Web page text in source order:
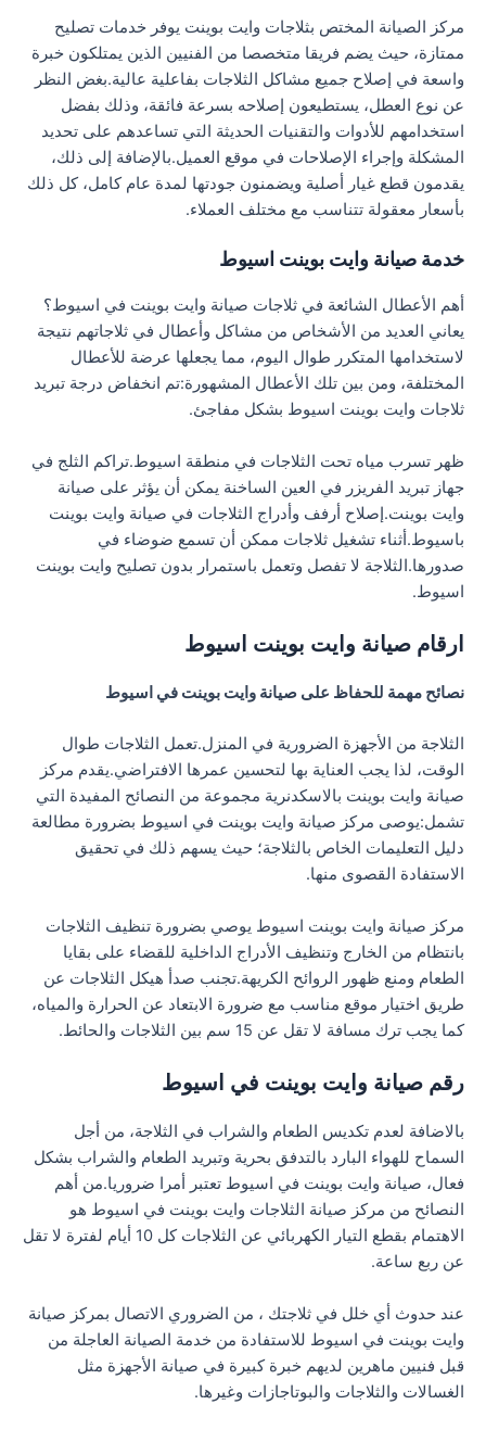
مركز الصيانة المختص بثلاجات وايت بوينت يوفر خدمات تصليح
ممتازة، حيث يضم فريقا متخصصا من الفنيين الذين يمتلكون خبرة
واسعة في إصلاح جميع مشاكل الثلاجات بفاعلية عالية.بغض النظر
عن نوع العطل، يستطيعون إصلاحه بسرعة فائقة، وذلك بفضل
استخدامهم للأدوات والتقنيات الحديثة التي تساعدهم على تحديد
المشكلة وإجراء الإصلاحات في موقع العميل.بالإضافة إلى ذلك،
يقدمون قطع غيار أصلية ويضمنون جودتها لمدة عام كامل، كل ذلك
بأسعار معقولة تتناسب مع مختلف العملاء.
خدمة صيانة وايت بوينت اسيوط
أهم الأعطال الشائعة في ثلاجات صيانة وايت بوينت في اسيوط؟
يعاني العديد من الأشخاص من مشاكل وأعطال في ثلاجاتهم نتيجة
لاستخدامها المتكرر طوال اليوم، مما يجعلها عرضة للأعطال
المختلفة، ومن بين تلك الأعطال المشهورة:تم انخفاض درجة تبريد
ثلاجات وايت بوينت اسيوط بشكل مفاجئ.
ظهر تسرب مياه تحت الثلاجات في منطقة اسيوط.تراكم الثلج في
جهاز تبريد الفريزر في العين الساخنة يمكن أن يؤثر على صيانة
وايت بوينت.إصلاح أرفف وأدراج الثلاجات في صيانة وايت بوينت
باسيوط.أثناء تشغيل ثلاجات ممكن أن تسمع ضوضاء في
صدورها.الثلاجة لا تفصل وتعمل باستمرار بدون تصليح وايت بوينت
اسيوط.
ارقام صيانة وايت بوينت اسيوط
نصائح مهمة للحفاظ على صيانة وايت بوينت في اسيوط
الثلاجة من الأجهزة الضرورية في المنزل.تعمل الثلاجات طوال
الوقت، لذا يجب العناية بها لتحسين عمرها الافتراضي.يقدم مركز
صيانة وايت بوينت بالاسكدنرية مجموعة من النصائح المفيدة التي
تشمل:يوصى مركز صيانة وايت بوينت في اسيوط بضرورة مطالعة
دليل التعليمات الخاص بالثلاجة؛ حيث يسهم ذلك في تحقيق
الاستفادة القصوى منها.
مركز صيانة وايت بوينت اسيوط يوصي بضرورة تنظيف الثلاجات
بانتظام من الخارج وتنظيف الأدراج الداخلية للقضاء على بقايا
الطعام ومنع ظهور الروائح الكريهة.تجنب صدأ هيكل الثلاجات عن
طريق اختيار موقع مناسب مع ضرورة الابتعاد عن الحرارة والمياه،
كما يجب ترك مسافة لا تقل عن 15 سم بين الثلاجات والحائط.
رقم صيانة وايت بوينت في اسيوط
بالاضافة لعدم تكديس الطعام والشراب في الثلاجة، من أجل
السماح للهواء البارد بالتدفق بحرية وتبريد الطعام والشراب بشكل
فعال، صيانة وايت بوينت في اسيوط تعتبر أمرا ضروريا.من أهم
النصائح من مركز صيانة الثلاجات وايت بوينت في اسيوط هو
الاهتمام بقطع التيار الكهربائي عن الثلاجات كل 10 أيام لفترة لا تقل
عن ربع ساعة.
عند حدوث أي خلل في ثلاجتك ، من الضروري الاتصال بمركز صيانة
وايت بوينت في اسيوط للاستفادة من خدمة الصيانة العاجلة من
قبل فنيين ماهرين لديهم خبرة كبيرة في صيانة الأجهزة مثل
الغسالات والثلاجات والبوتاجازات وغيرها.